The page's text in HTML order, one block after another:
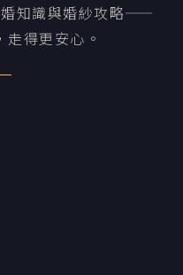
知識與婚紗攻略——
得更安心。